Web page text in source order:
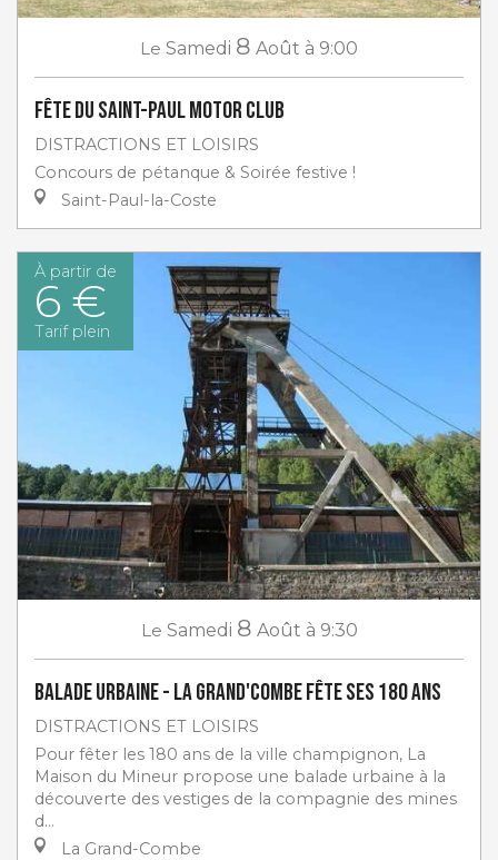
Le Samedi 8 Août à 9:00
Fête du Saint-Paul Motor club
DISTRACTIONS ET LOISIRS
Concours de pétanque & Soirée festive !
Saint-Paul-la-Coste
À partir de
6 €
Tarif plein
Le Samedi 8 Août à 9:30
Balade urbaine - La Grand'Combe fête ses 180 ans
DISTRACTIONS ET LOISIRS
Pour fêter les 180 ans de la ville champignon, La
Maison du Mineur propose une balade urbaine à la
découverte des vestiges de la compagnie des mines
d...
La Grand-Combe